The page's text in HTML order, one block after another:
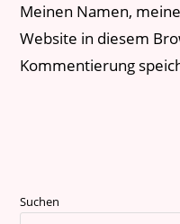
Meinen Namen,
Website in diesem
Kommentierung
Suchen